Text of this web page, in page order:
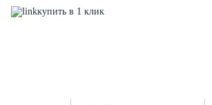
купить в 1 клик